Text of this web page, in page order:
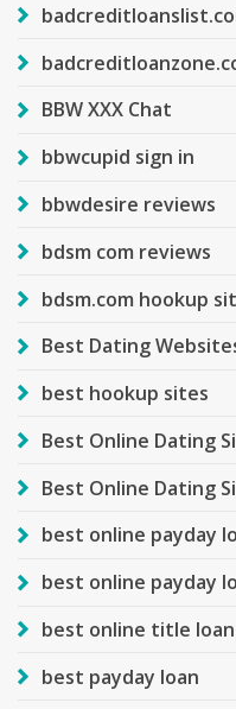
BBW XXX Chat
bbwcupid sign in
bbwdesire reviews
bdsm com reviews
bdsm.com hookup
Best Dating
best hookup sites
Best Online Dating
Best Online Dating
best online payday
best online payday
best online title loan
best payday loan